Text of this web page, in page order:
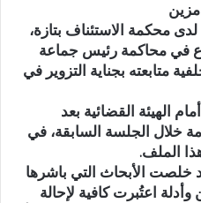
لدى محكمة الاستئناف بتازة،
في محاكمة رئيس جماعة
متابعته بجناية التزوير في
الهيئة القضائية بعد
خلال الجلسة السابقة، في
الملف.
خلصت الأبحاث التي باشرها
اعتُبرت كافية لإحالة